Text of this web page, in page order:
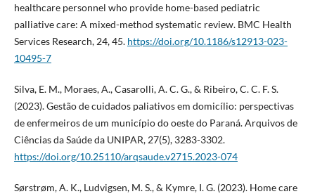
healthcare personnel who provide home-based pediatric
palliative care: A mixed-method systematic review. BMC Health
Services Research, 24, 45. https://doi.org/10.1186/s12913-023-
10495-7
Silva, E. M., Moraes, A., Casarolli, A. C. G., & Ribeiro, C. C. F. S.
(2023). Gestão de cuidados paliativos em domicílio: perspectivas
de enfermeiros de um município do oeste do Paraná. Arquivos de
Ciências da Saúde da UNIPAR, 27(5), 3283-3302.
https://doi.org/10.25110/arqsaude.v2715.2023-074
Sørstrøm, A. K., Ludvigsen, M. S., & Kymre, I. G. (2023). Home care